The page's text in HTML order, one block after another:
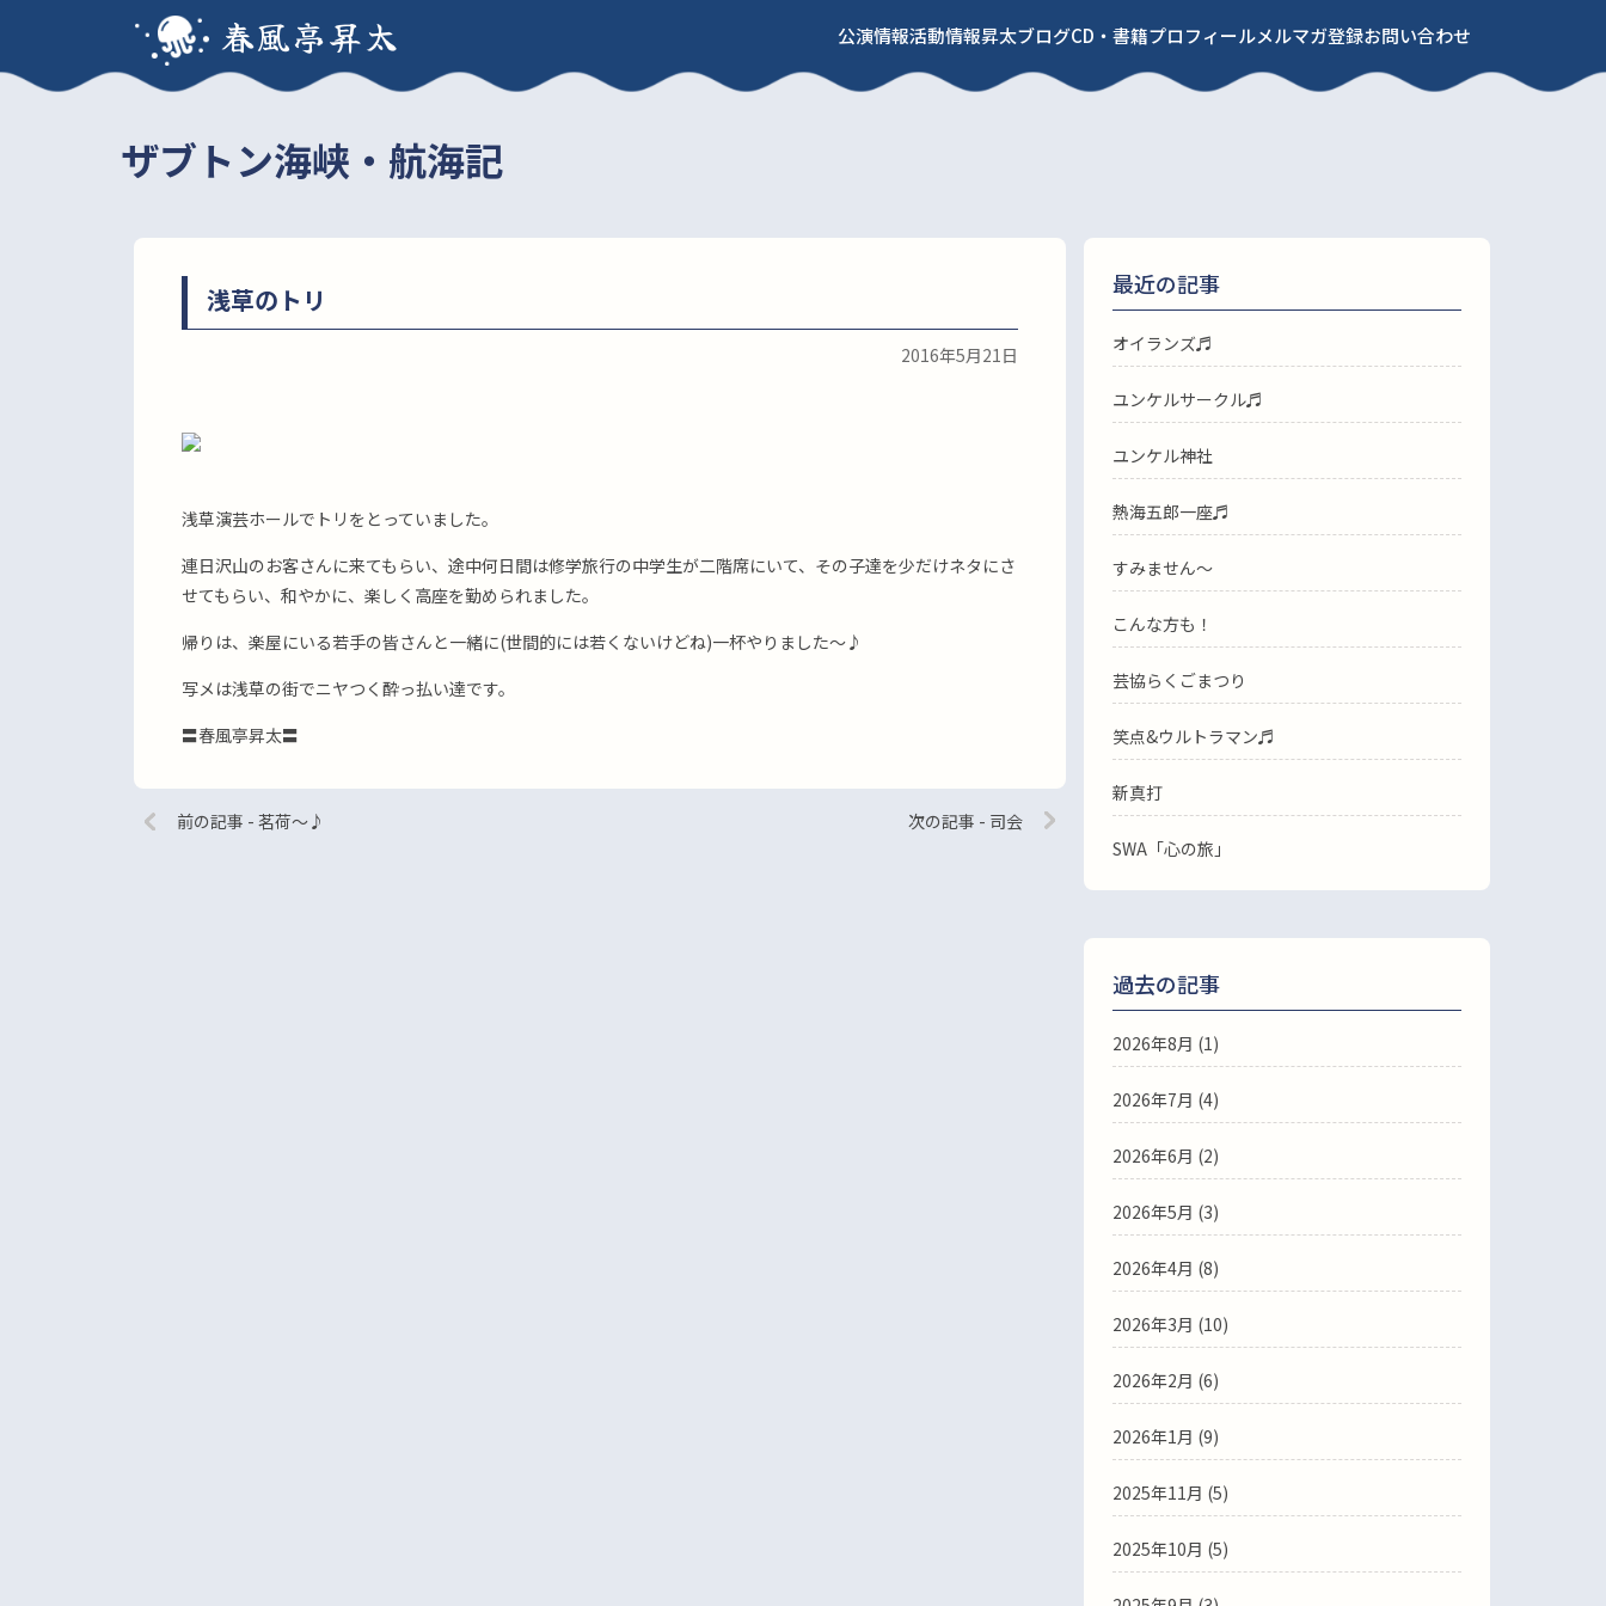
春風亭昇太 公演情報活動情報昇太ブログCD・書籍プロフィールメルマガ登録お問い合わせ
ザブトン海峡・航海記
浅草のトリ
2016年5月21日
浅草演芸ホールでトリをとっていました。
連日沢山のお客さんに来てもらい、途中何日間は修学旅行の中学生が二階席にいて、その子達を少だけネタにさ
せてもらい、和やかに、楽しく高座を勤められました。
帰りは、楽屋にいる若手の皆さんと一緒に(世間的には若くないけどね)一杯やりました〜♪
写メは浅草の街でニヤつく酔っ払い達です。
〓春風亭昇太〓
前の記事 - 茗荷〜♪ 次の記事 - 司会
最近の記事
オイランズ♬
ユンケルサークル♬
ユンケル神社
熱海五郎一座♬
すみません〜
こんな方も！
芸協らくごまつり
笑点&ウルトラマン♬
新真打
SWA「心の旅」
過去の記事
2026年8月 (1)
2026年7月 (4)
2026年6月 (2)
2026年5月 (3)
2026年4月 (8)
2026年3月 (10)
2026年2月 (6)
2026年1月 (9)
2025年11月 (5)
2025年10月 (5)